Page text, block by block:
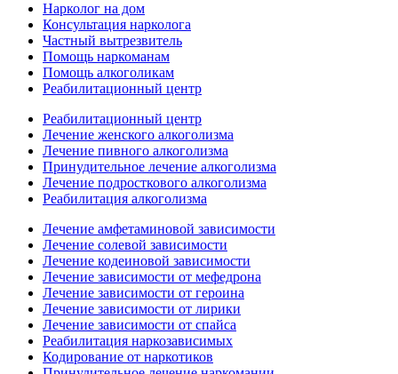
Нарколог на дом
Консультация нарколога
Частный вытрезвитель
Помощь наркоманам
Помощь алкоголикам
Реабилитационный центр
Реабилитационный центр
Лечение женского алкоголизма
Лечение пивного алкоголизма
Принудительное лечение алкоголизма
Лечение подросткового алкоголизма
Реабилитация алкоголизма
Лечение амфетаминовой зависимости
Лечение солевой зависимости
Лечение кодеиновой зависимости
Лечение зависимости от мефедрона
Лечение зависимости от героина
Лечение зависимости от лирики
Лечение зависимости от спайса
Реабилитация наркозависимых
Кодирование от наркотиков